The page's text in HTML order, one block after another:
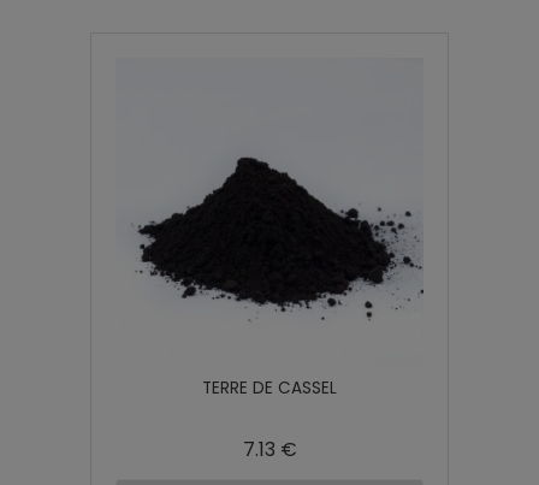
TERRE DE CASSEL
7.13 €